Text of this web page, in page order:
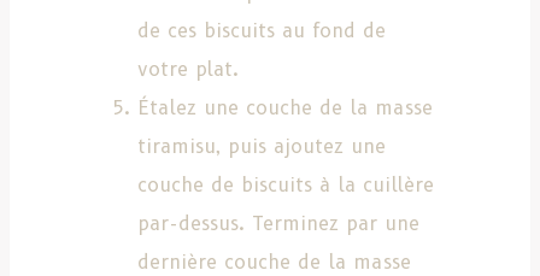
de ces biscuits au fond de
votre plat.
Étalez une couche de la masse
tiramisu, puis ajoutez une
couche de biscuits à la cuillère
par-dessus. Terminez par une
dernière couche de la masse